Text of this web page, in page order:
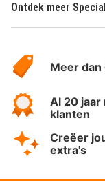
Ontdek meer
HotelSpecials
Meer
Al 20 jaar
klanten
Creëer
extra's